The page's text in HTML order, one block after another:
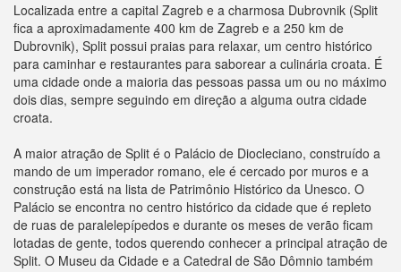
Localizada entre a capital Zagreb e a charmosa Dubrovnik (Split
fica a aproximadamente 400 km de Zagreb e a 250 km de
Dubrovnik), Split possui praias para relaxar, um centro histórico
para caminhar e restaurantes para saborear a culinária croata. É
uma cidade onde a maioria das pessoas passa um ou no máximo
dois dias, sempre seguindo em direção a alguma outra cidade
croata.
A maior atração de Split é o Palácio de Diocleciano, construído a
mando de um imperador romano, ele é cercado por muros e a
construção está na lista de Patrimônio Histórico da Unesco. O
Palácio se encontra no centro histórico da cidade que é repleto
de ruas de paralelepípedos e durante os meses de verão ficam
lotadas de gente, todos querendo conhecer a principal atração de
Split. O Museu da Cidade e a Catedral de São Dômnio também